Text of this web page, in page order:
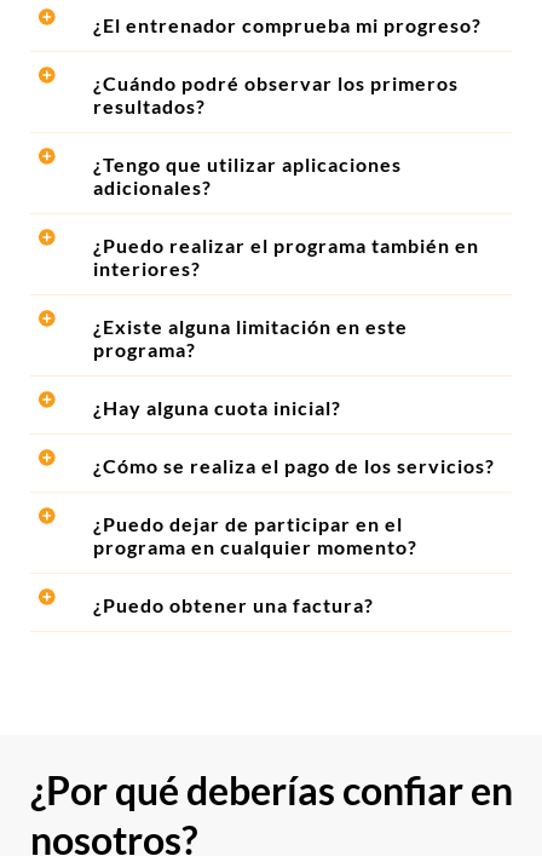
¿El entrenador comprueba mi progreso?
¿Cuándo podré observar los primeros
resultados?
¿Tengo que utilizar aplicaciones
adicionales?
¿Puedo realizar el programa también en
interiores?
¿Existe alguna limitación en este
programa?
¿Hay alguna cuota inicial?
¿Cómo se realiza el pago de los servicios?
¿Puedo dejar de participar en el
programa en cualquier momento?
¿Puedo obtener una factura?
¿Por qué deberías confiar en
nosotros?